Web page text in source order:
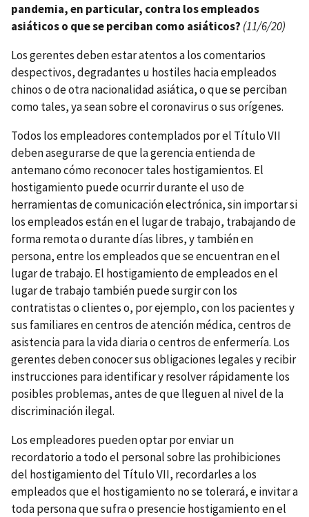
pandemia, en particular, contra los empleados
asiáticos o que se perciban como asiáticos? (11/6/20)
Los gerentes deben estar atentos a los comentarios
despectivos, degradantes u hostiles hacia empleados
chinos o de otra nacionalidad asiática, o que se perciban
como tales, ya sean sobre el coronavirus o sus orígenes.
Todos los empleadores contemplados por el Título VII
deben asegurarse de que la gerencia entienda de
antemano cómo reconocer tales hostigamientos. El
hostigamiento puede ocurrir durante el uso de
herramientas de comunicación electrónica, sin importar si
los empleados están en el lugar de trabajo, trabajando de
forma remota o durante días libres, y también en
persona, entre los empleados que se encuentran en el
lugar de trabajo. El hostigamiento de empleados en el
lugar de trabajo también puede surgir con los
contratistas o clientes o, por ejemplo, con los pacientes y
sus familiares en centros de atención médica, centros de
asistencia para la vida diaria o centros de enfermería. Los
gerentes deben conocer sus obligaciones legales y recibir
instrucciones para identificar y resolver rápidamente los
posibles problemas, antes de que lleguen al nivel de la
discriminación ilegal.
Los empleadores pueden optar por enviar un
recordatorio a todo el personal sobre las prohibiciones
del hostigamiento del Título VII, recordarles a los
empleados que el hostigamiento no se tolerará, e invitar a
toda persona que sufra o presencie hostigamiento en el